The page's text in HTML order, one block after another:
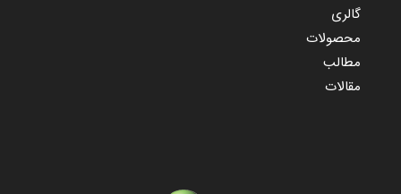
گالری
محصولات
مطالب
مقالات